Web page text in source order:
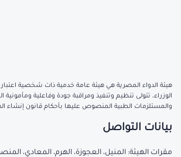
هيئة الدواء المصرية هي هيئة عامة خدمية ذات شخصية
الوزراء، تتولى تنظيم وتنفيذ ومراقبة جودة وفاعلية
والمستلزمات الطبية المنصوص عليها بأحكام قانون إنشاء
بيانات التواصل
مقرات الهيئة: المنيل، العجوزة، الهرم، المعادي،